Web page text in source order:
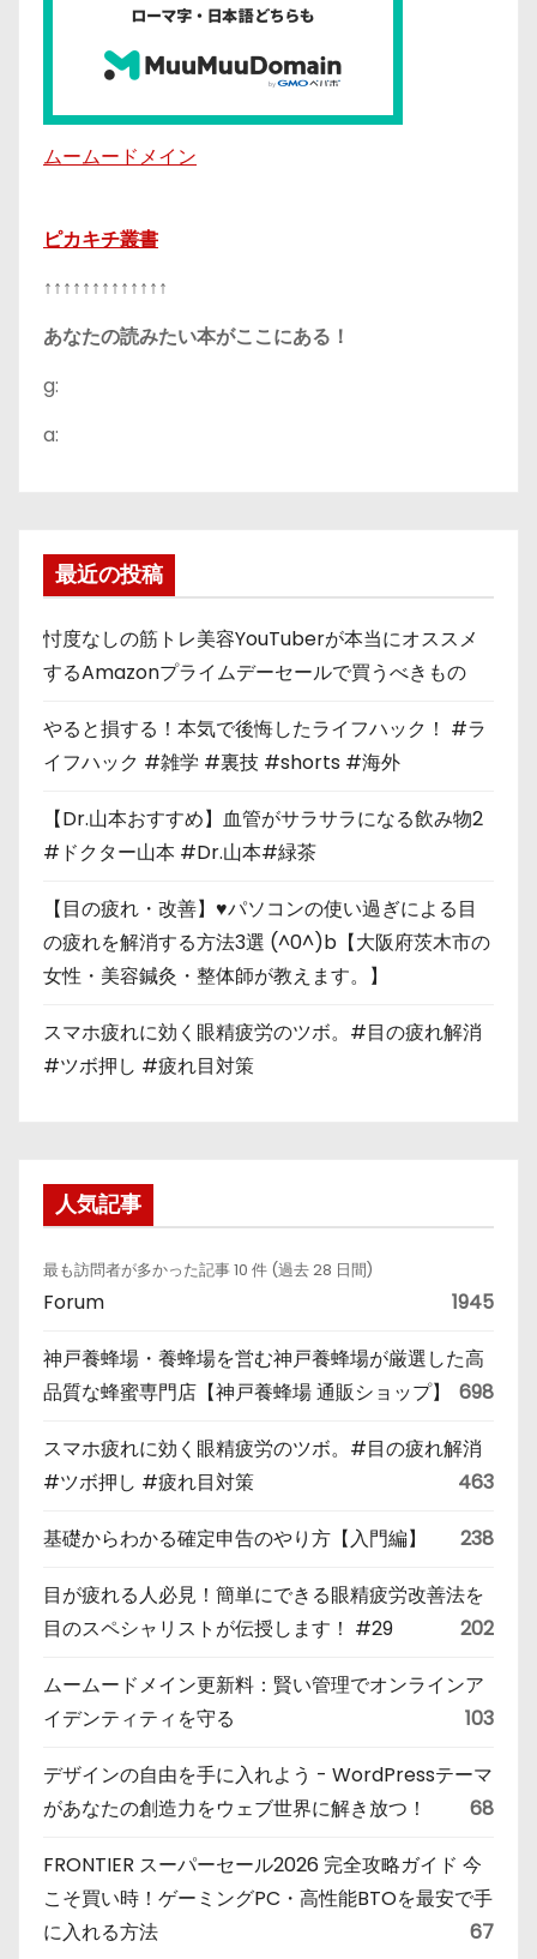
ムームードメイン
ピカキチ叢書
↑↑↑↑↑↑↑↑↑↑↑↑↑
あなたの読みたい本がここにある！
g:
a:
最近の投稿
忖度なしの筋トレ美容YouTuberが本当にオススメ
するAmazonプライムデーセールで買うべきもの
やると損する！本気で後悔したライフハック！ #ラ
イフハック #雑学 #裏技 #shorts #海外
【Dr.山本おすすめ】血管がサラサラになる飲み物2
#ドクター山本 #Dr.山本#緑茶
【目の疲れ・改善】♥パソコンの使い過ぎによる目
の疲れを解消する方法3選 (^0^)b【大阪府茨木市の
女性・美容鍼灸・整体師が教えます。】
スマホ疲れに効く眼精疲労のツボ。#目の疲れ解消
#ツボ押し #疲れ目対策
人気記事
最も訪問者が多かった記事 10 件 (過去 28 日間)
Forum 1945
神戸養蜂場・養蜂場を営む神戸養蜂場が厳選した高
品質な蜂蜜専門店【神戸養蜂場 通販ショップ】
698
スマホ疲れに効く眼精疲労のツボ。#目の疲れ解消
#ツボ押し #疲れ目対策
463
基礎からわかる確定申告のやり方【入門編】 238
目が疲れる人必見！簡単にできる眼精疲労改善法を
目のスペシャリストが伝授します！ #29
202
ムームードメイン更新料：賢い管理でオンラインア
イデンティティを守る
103
デザインの自由を手に入れよう - WordPressテーマ
があなたの創造力をウェブ世界に解き放つ！
68
FRONTIER スーパーセール2026 完全攻略ガイド 今
こそ買い時！ゲーミングPC・高性能BTOを最安で手
に入れる方法
67